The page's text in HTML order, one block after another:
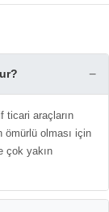
−
ticari araçların
ömürlü olması için
çok yakın